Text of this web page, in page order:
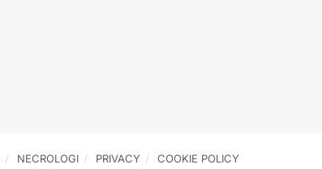
NECROLOGI PRIVACY COOKIE POLICY